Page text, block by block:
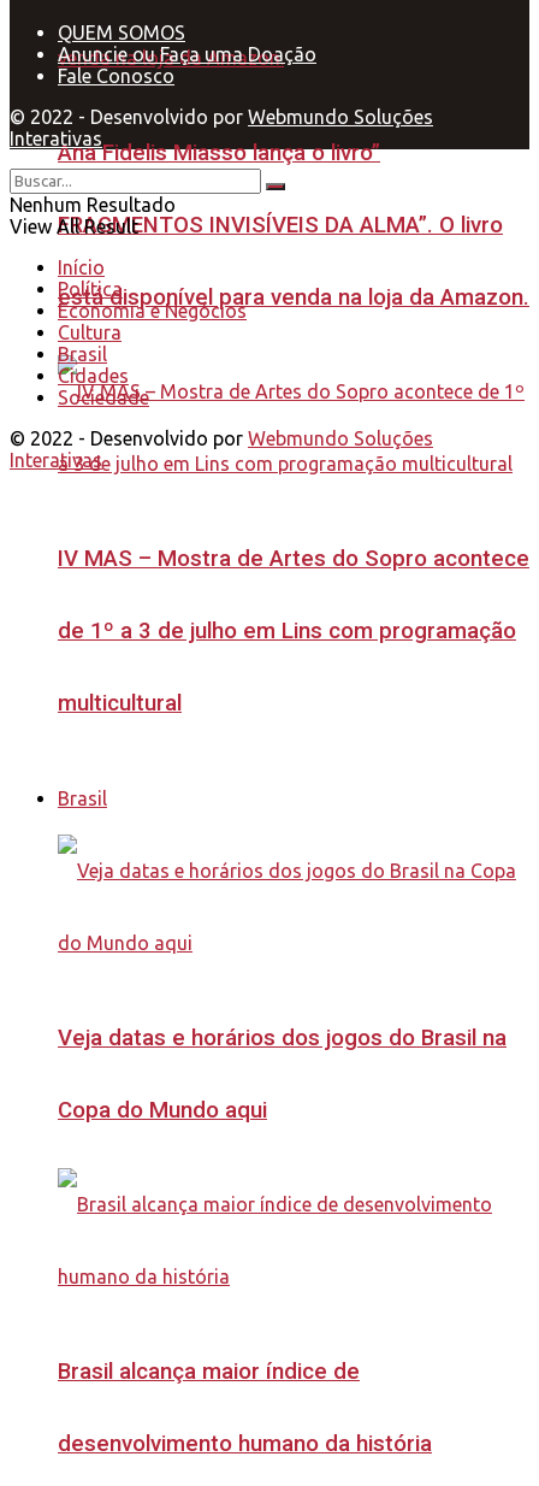
Ana Fidelis Miasso lança o livro”
FRAGMENTOS INVISÍVEIS DA ALMA”. O livro
está disponível para venda na loja da Amazon.
IV MAS – Mostra de Artes do Sopro acontece
de 1º a 3 de julho em Lins com programação
multicultural
Brasil
Veja datas e horários dos jogos do Brasil na
Copa do Mundo aqui
Brasil alcança maior índice de
desenvolvimento humano da história
QUEM SOMOS
Anuncie ou Faça uma Doação
Fale Conosco
© 2022 - Desenvolvido por Webmundo Soluções
Interativas
Nenhum Resultado
View All Result
Início
Política
Economia e Negócios
Cultura
Brasil
Cidades
Sociedade
© 2022 - Desenvolvido por Webmundo Soluções
Interativas